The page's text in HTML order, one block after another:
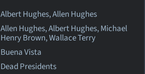
Albert Hughes, Allen Hughes
Allen Hughes, Albert Hughes, Michael
Henry Brown, Wallace Terry
Buena Vista
Dead Presidents